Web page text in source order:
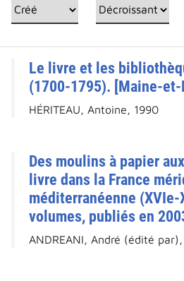
Le livre et les
(1700-1795). [Maine-
HÉRITEAU, Antoine, 1990
Des moulins à papier
livre dans la France
méditerranéenne
volumes, publiés en
ANDREANI, André (édité